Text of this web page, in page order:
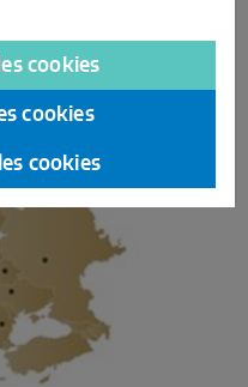
utilisons les matières
à plusieurs reprises
cookies
cookies
cookies